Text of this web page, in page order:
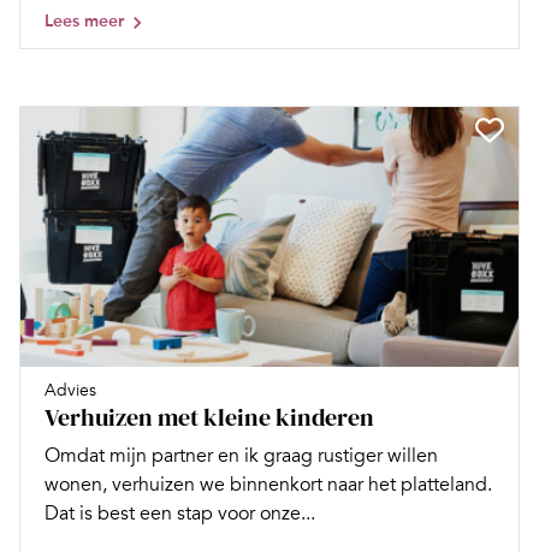
Lees meer
Advies
Verhuizen met kleine kinderen
Omdat mijn partner en ik graag rustiger willen
wonen, verhuizen we binnenkort naar het platteland.
Dat is best een stap voor onze...